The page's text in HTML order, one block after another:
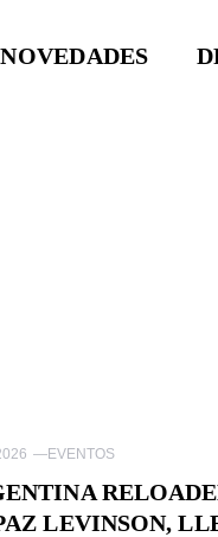
NOVEDADES
—EVENTOS
LEVINSON,